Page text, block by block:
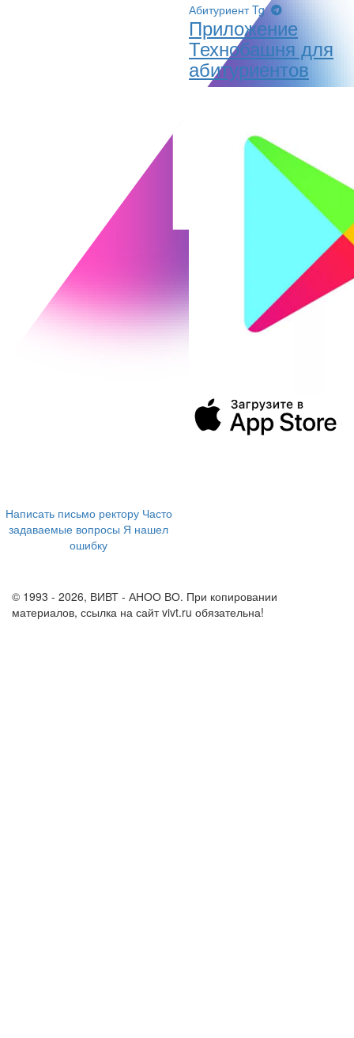
Написать письмо ректору Часто
задаваемые вопросы Я нашел
ошибку
Абитуриент Tg
Приложение
Технобашня для
абитуриентов
© 1993 - 2026, ВИВТ - АНОО ВО. При копировании
материалов, ссылка на сайт vivt.ru обязательна!